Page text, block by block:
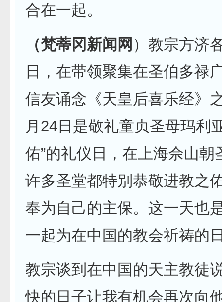
合在一起。
（梵蒂冈新闻网 ）教宗方济
日，在带领聚集在圣伯多禄
信友诵念《天皇后喜乐经》
月24日是敬礼童贞圣母玛利
佑”的礼仪日，在上海佘山朝
许多圣堂都特别恭敬进教之
奉为自己的主保。这一天也
一起为在中国的教会祈祷的
教宗谈到在中国的天主教徒
快的日子让我有机会再次向